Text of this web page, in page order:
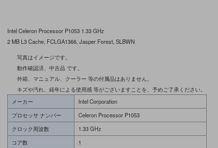
Intel Celeron Processor P1053 1.33 GHz
2 MB L3 Cache, FCLGA1366, Jasper Forest, SLBWN
写真はイメージです。
動作確認済、中古品 です。
外箱、マニュアル、クーラー 等の付属品はありません。
キズや汚れ、経年による使用感 等がございますことを、予めご了承ください。
メーカー
Intel Corporation
プロセッサ ナンバー
Celeron Processor P1053
クロック周波数
1.33 GHz
コア数
1